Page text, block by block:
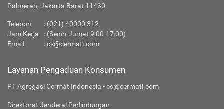
Palmerah, Jakarta Barat 11430
Telepon : (021) 40000 312
Jam Kerja
: (Senin-Jumat 9:00-17:00)
Email
:cs@cermati.com
Layanan Pengaduan Konsumen
PT Agregasi Cermat Indonesia - cs@cermati.com
Direktorat Jenderal Perlindungan